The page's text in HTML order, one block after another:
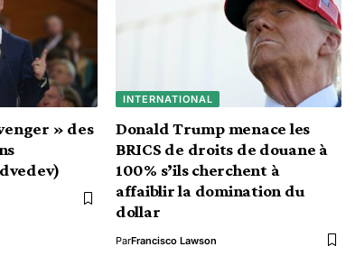
» des
INTERNATIONAL
Donald Trump menace les
BRICS de droits de douane à
100% s’ils cherchent à
affaiblir la domination du
dollar
ParFrancisco Lawson